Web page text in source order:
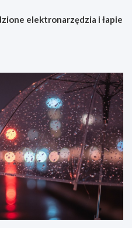
elektronarzędzia i łapie